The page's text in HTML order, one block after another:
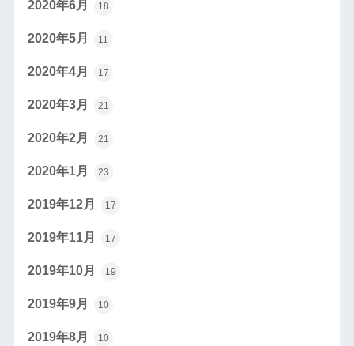
2020年6月 18
2020年5月 11
2020年4月 17
2020年3月 21
2020年2月 21
2020年1月 23
2019年12月 17
2019年11月 17
2019年10月 19
2019年9月 10
2019年8月 10